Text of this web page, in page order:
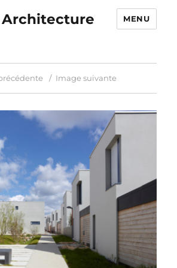
Architecture MENU
Image suivante